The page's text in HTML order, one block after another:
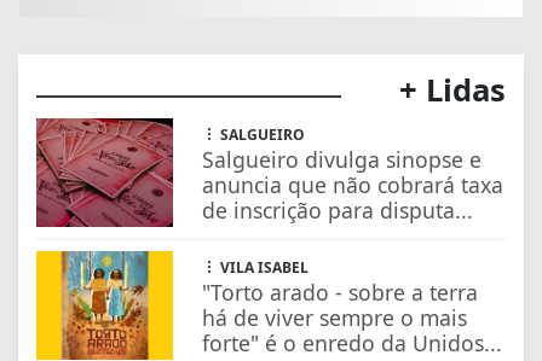
+ Lidas
SALGUEIRO
Salgueiro divulga sinopse e
anuncia que não cobrará taxa
de inscrição para disputa...
VILA ISABEL
"Torto arado - sobre a terra
há de viver sempre o mais
forte" é o enredo da Unidos...